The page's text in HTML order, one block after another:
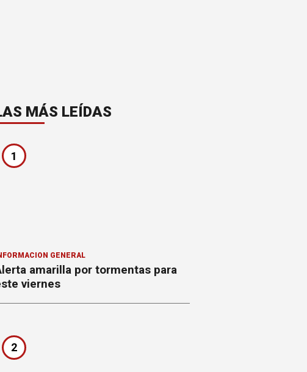
MÁS LEÍDAS
1
GENERAL
amarilla por tormentas para
viernes
2